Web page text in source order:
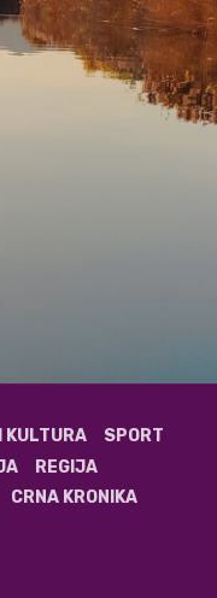
KULTURA
SPORT
REGIJA
CRNA KRONIKA